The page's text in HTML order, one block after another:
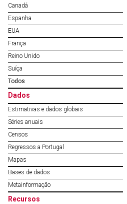
Canadá
Espanha
EUA
França
Reino Unido
Suíça
Todos
Dados
Estimativas e dados globais
Séries anuais
Censos
Regressos a Portugal
Mapas
Bases de dados
Metainformação
Recursos